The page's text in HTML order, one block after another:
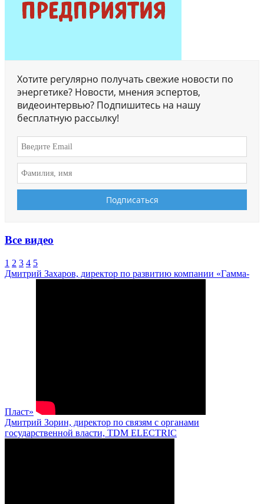
Хотите регулярно получать свежие новости по
энергетике? Новости, мнения эспертов,
видеоинтервью? Подпишитесь на нашу
бесплатную рассылку!
Все видео
1 2 3 4 5
Дмитрий Захаров, директор по развитию компании «Гамма-
Пласт»
Дмитрий Зорин, директор по связям с органами
государственной власти, TDM ELECTRIC